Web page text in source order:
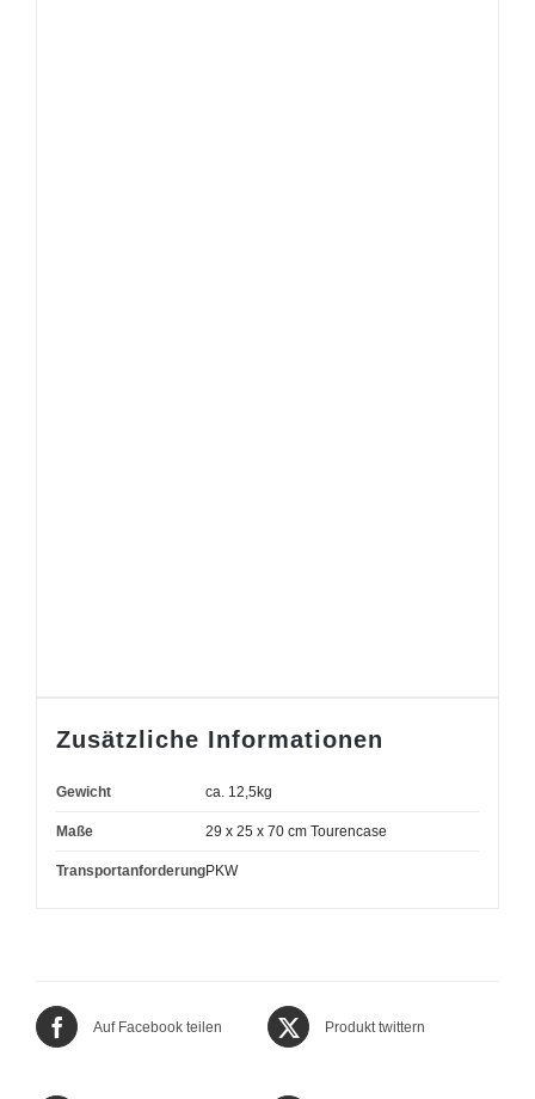
Zusätzliche Informationen
Gewicht ca. 12,5kg
Maße 29 x 25 x 70 cm Tourencase
TransportanforderungPKW
Auf Facebook teilen Produkt twittern